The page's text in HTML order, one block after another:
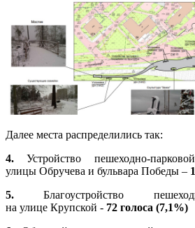
Далее места распределились так:
4.Устройство пешеходно-
улицы Обручева и бульвара Победы –
5. Благоустройство
на улице Крупской - 72 голоса (7,1%)